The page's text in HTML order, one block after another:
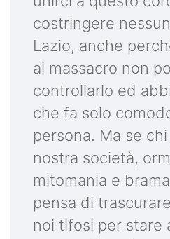
costringere
Lazio, anche
al massacro non
controllarlo ed
che fa solo
persona. Ma se
nostra società,
mitomania e
pensa di
noi tifosi per stare